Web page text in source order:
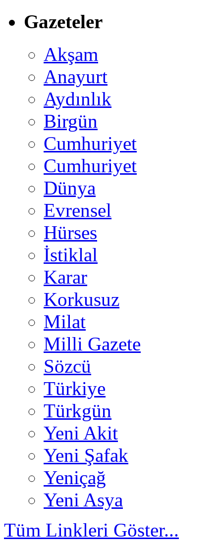
Gazeteler
Akşam
Anayurt
Aydınlık
Birgün
Cumhuriyet
Cumhuriyet
Dünya
Evrensel
Hürses
İstiklal
Karar
Korkusuz
Milat
Milli Gazete
Sözcü
Türkiye
Türkgün
Yeni Akit
Yeni Şafak
Yeniçağ
Yeni Asya
Tüm Linkleri Göster...